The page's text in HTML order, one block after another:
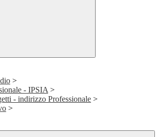
>
- IPSIA >
- indirizzo Professionale >
>